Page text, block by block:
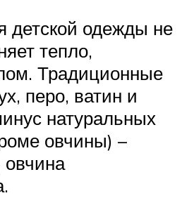
детской одежды не
тепло,
Традиционные
перо, ватин и
натуральных
овчины) –
овчина